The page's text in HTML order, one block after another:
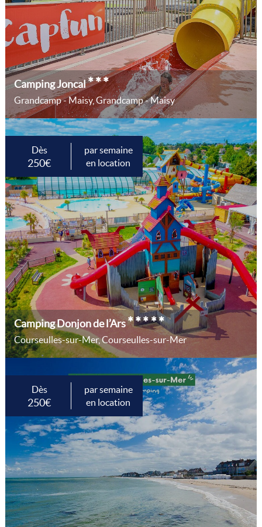
Camping Joncal***
Grandcamp - Maisy, Grandcamp - Maisy
Dès
250€
par semaine
en location
Camping Donjon de l’Ars*****
Courseulles-sur-Mer, Courseulles-sur-Mer
Dès
250€
par semaine
en location